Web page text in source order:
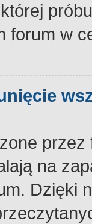
forum w
na
Dzięki